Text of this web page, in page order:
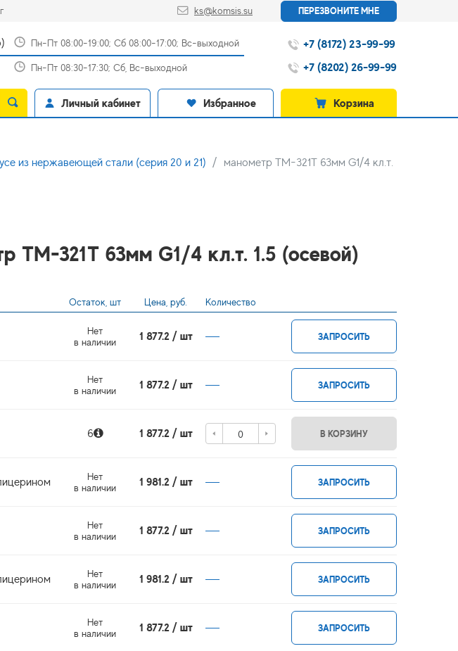
(current) ks@komsis.su ПЕРЕЗВОНИТЕ МНЕ
Пн-Пт 08:00-19:00; Сб 08:00-17:00; Вс-выходной
Пн-Пт 08:30-17:30; Сб, Вс-выходной
+7 (8172) 23-99-99
+7 (8202) 26-99-99
Личный кабинет Избранное Корзина
из нержавеющей стали (серия 20 и 21)
манометр ТМ-321Т 63мм G1/4 кл.т.
ТМ-321Т 63мм G1/4 кл.т. 1.5 (осевой)
Остаток, шт Цена, руб. Количество
Нет
в наличии
1 877.2 / шт ЗАПРОСИТЬ
Нет
в наличии
1 877.2 / шт ЗАПРОСИТЬ
6 1 877.2 / шт В КОРЗИНУ
Нет
в наличии
1 981.2 / шт ЗАПРОСИТЬ
Нет
в наличии
1 877.2 / шт ЗАПРОСИТЬ
Нет
в наличии
1 981.2 / шт ЗАПРОСИТЬ
Нет
в наличии
1 877.2 / шт ЗАПРОСИТЬ